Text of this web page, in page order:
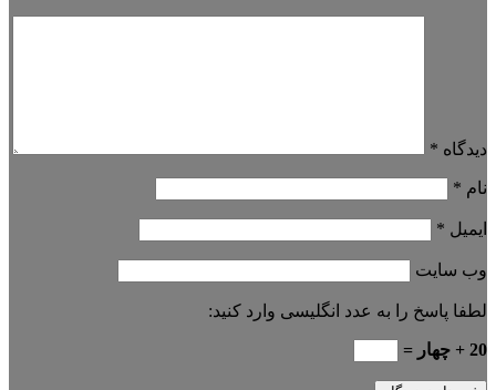
دیدگاه *
نام *
ایمیل *
وب‌ سایت
لطفا پاسخ را به عدد انگلیسی وارد کنید:
20 + چهار =